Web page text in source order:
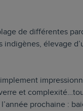
de différentes
élevage
et
prochaine :